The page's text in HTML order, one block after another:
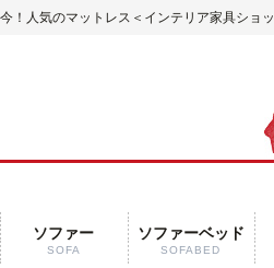
今！人気のマットレス＜インテリア家具ショ
ソファー
SOFA
ソファーベッド
SOFABED